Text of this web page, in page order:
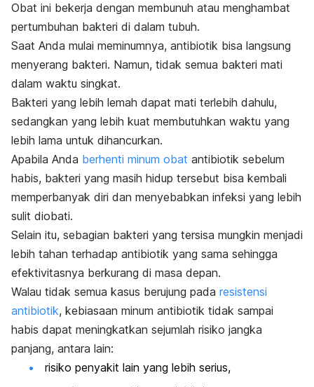
Obat ini bekerja dengan membunuh atau menghambat
pertumbuhan bakteri di dalam tubuh.
Saat Anda mulai meminumnya, antibiotik bisa langsung
menyerang bakteri. Namun, tidak semua bakteri mati
dalam waktu singkat.
Bakteri yang lebih lemah dapat mati terlebih dahulu,
sedangkan yang lebih kuat membutuhkan waktu yang
lebih lama untuk dihancurkan.
Apabila Anda berhenti minum obat antibiotik sebelum
habis, bakteri yang masih hidup tersebut bisa kembali
memperbanyak diri dan menyebabkan infeksi yang lebih
sulit diobati.
Selain itu, sebagian bakteri yang tersisa mungkin menjadi
lebih tahan terhadap antibiotik yang sama sehingga
efektivitasnya berkurang di masa depan.
Walau tidak semua kasus berujung pada resistensi
antibiotik, kebiasaan minum antibiotik tidak sampai
habis dapat meningkatkan sejumlah risiko jangka
panjang, antara lain:
risiko penyakit lain yang lebih serius,